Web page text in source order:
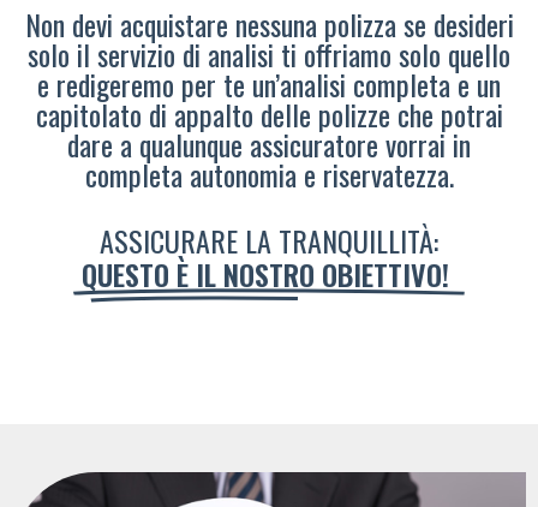
Non devi acquistare nessuna polizza se desideri
solo il servizio di analisi ti offriamo solo quello
e redigeremo per te un’analisi completa e un
capitolato di appalto delle polizze che potrai
dare a qualunque assicuratore vorrai in
completa autonomia e riservatezza.
ASSICURARE LA TRANQUILLITÀ:
QUESTO È IL NOSTRO OBIETTIVO!